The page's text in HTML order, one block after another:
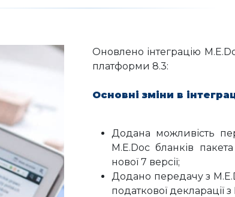
Оновлено інтеграцію
платформи 8.3:
Основні зміни в
Додана можливість
M.E.Doc бланків
нової 7 версії;
Додано передачу з
податкової декларації